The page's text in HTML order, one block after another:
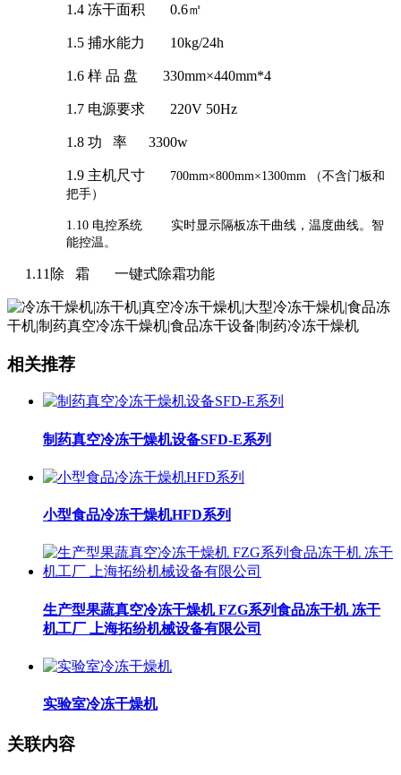
1.4 冻干面积 0.6㎡
1.5 捕水能力 10kg/24h
1.6 样 品 盘 330mm×440mm*4
1.7 电源要求 220V 50Hz
1.8 功 率 3300w
1.9 主机尺寸 700mm×800mm×1300mm （不含门板和
把手）
1.10 电控系统
实时显示隔板冻干曲线，温度曲线。智
能控温。
1.11除 霜 一键式除霜功能
相关推荐
制药真空冷冻干燥机设备SFD-E系列
小型食品冷冻干燥机HFD系列
生产型果蔬真空冷冻干燥机 FZG系列食品冻干机 冻干
机工厂 上海拓纷机械设备有限公司
实验室冷冻干燥机
关联内容